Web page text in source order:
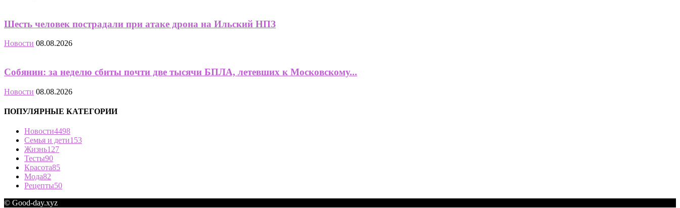
Шесть человек пострадали при атаке дрона на Ильский НПЗ
Новости 08.08.2026
Собянин: за неделю сбиты почти две тысячи БПЛА, летевших к Московскому...
Новости 08.08.2026
ПОПУЛЯРНЫЕ КАТЕГОРИИ
Новости4498
Семья и дети153
Жизнь127
Тесты90
Красота85
Мода82
Рецепты50
© Good-day.xyz